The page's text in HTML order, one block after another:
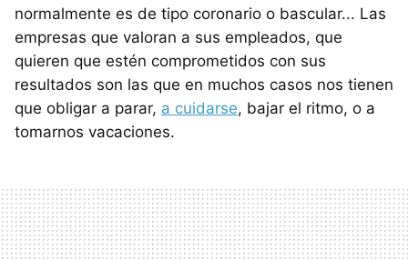
normalmente es de tipo coronario o bascular... Las
empresas que valoran a sus empleados, que
quieren que estén comprometidos con sus
resultados son las que en muchos casos nos tienen
que obligar a parar, a cuidarse, bajar el ritmo, o a
tomarnos vacaciones.